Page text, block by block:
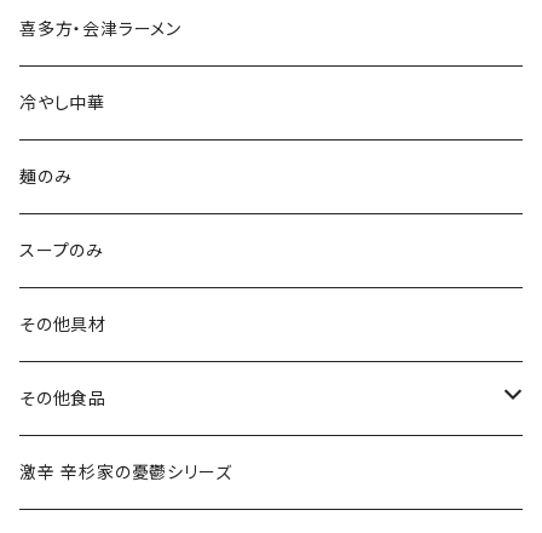
喜多方・会津ラーメン
冷やし中華
麺のみ
スープのみ
その他具材
その他食品
ご飯のお供
激辛 辛杉家の憂鬱シリーズ